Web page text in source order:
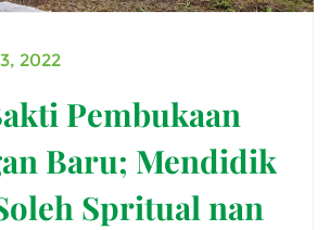
2022
Pembukaan
Baru; Mendidik
Spritual nan